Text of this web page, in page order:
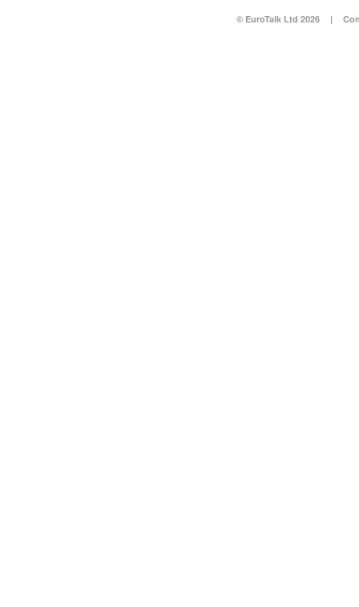
© EuroTalk Ltd 2026 |